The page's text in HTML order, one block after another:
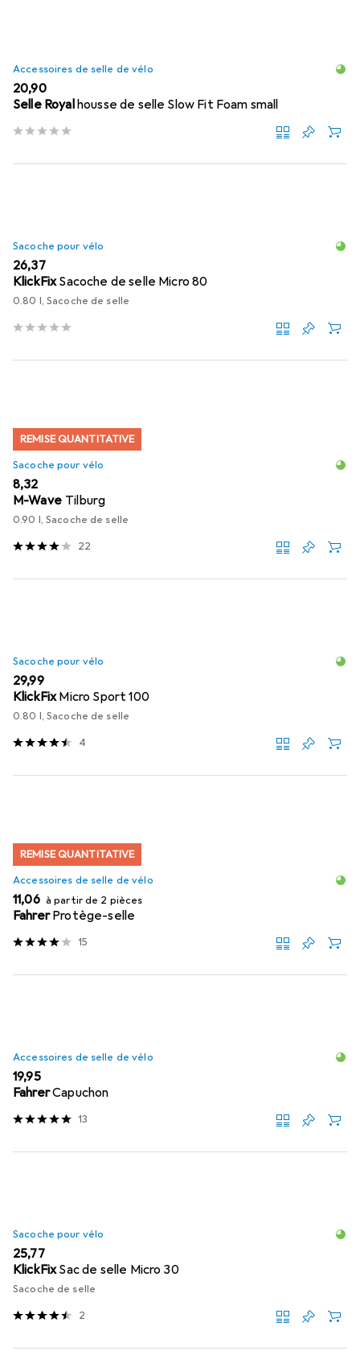
Accessoires de selle de vélo
EUR
20,90
Selle Royalhousse de selle Slow Fit Foam small
Sacoche pour vélo
EUR
26,37
KlickFixSacoche de selle Micro 80
0.80 l, Sacoche de selle
REMISE QUANTITATIVE
Sacoche pour vélo
EUR
8,32
M-Wave Tilburg
0.90 l, Sacoche de selle
22
Sacoche pour vélo
EUR
29,99
KlickFixMicro Sport 100
0.80 l, Sacoche de selle
4
REMISE QUANTITATIVE
Accessoires de selle de vélo
EUR
11,06 à partir de 2 pièces
Fahrer Protège-selle
15
Accessoires de selle de vélo
EUR
19,95
FahrerCapuchon
13
Sacoche pour vélo
EUR
25,77
KlickFixSac de selle Micro 30
Sacoche de selle
2